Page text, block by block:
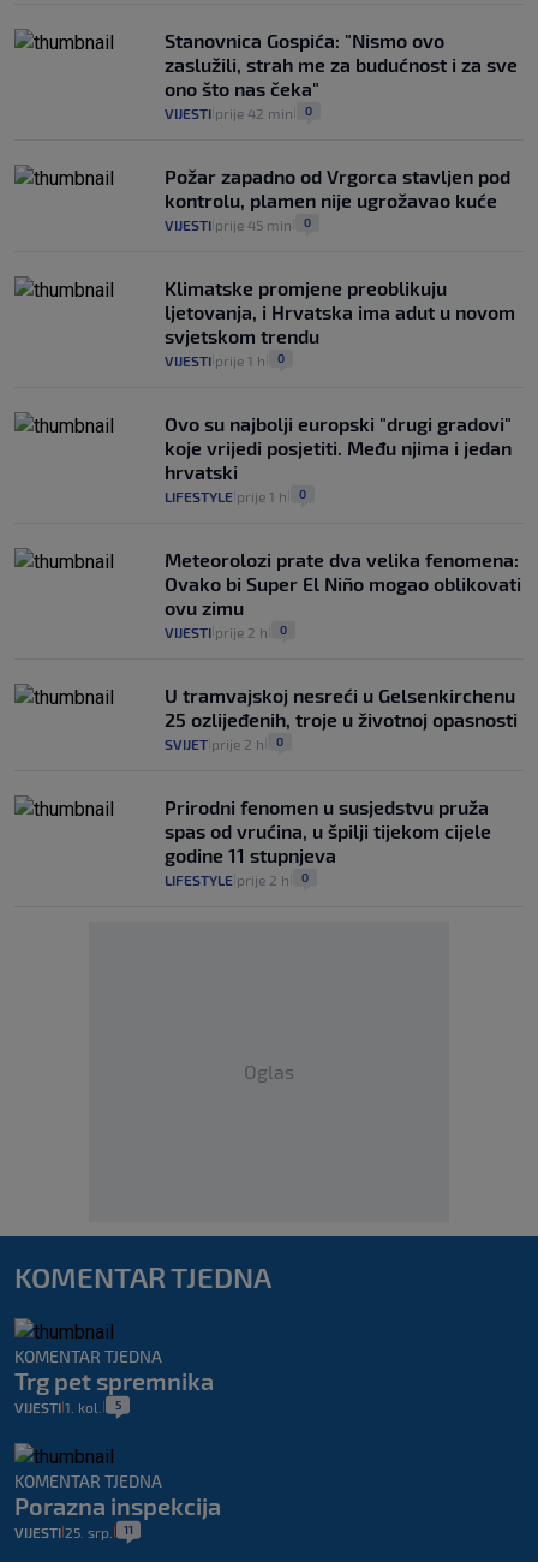
Stanovnica Gospića: "Nismo ovo
zaslužili, strah me za budućnost i za sve
ono što nas čeka"
VIJESTI prije 42 min 0
Požar zapadno od Vrgorca stavljen pod
kontrolu, plamen nije ugrožavao kuće
VIJESTI prije 45 min 0
Klimatske promjene preoblikuju
ljetovanja, i Hrvatska ima adut u novom
svjetskom trendu
VIJESTI prije 1 h 0
Ovo su najbolji europski "drugi gradovi"
koje vrijedi posjetiti. Među njima i jedan
hrvatski
LIFESTYLE prije 1 h 0
Meteorolozi prate dva velika fenomena:
Ovako bi Super El Niño mogao oblikovati
ovu zimu
VIJESTI prije 2 h 0
U tramvajskoj nesreći u Gelsenkirchenu
25 ozlijeđenih, troje u životnoj opasnosti
SVIJET prije 2 h 0
Prirodni fenomen u susjedstvu pruža
spas od vrućina, u špilji tijekom cijele
godine 11 stupnjeva
LIFESTYLE prije 2 h 0
Oglas
KOMENTAR TJEDNA
KOMENTAR TJEDNA
Trg pet spremnika
VIJESTI 1. kol. 5
KOMENTAR TJEDNA
Porazna inspekcija
VIJESTI 25. srp. 11